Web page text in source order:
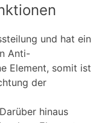
und hat ein
Anti-
Element, somit ist
der
hinaus